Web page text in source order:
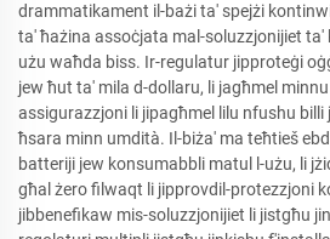
drammatikament il-bażi ta' spejżi
ta' ħażina assoċjata mal-soluzzjonijiet
użu waħda biss. Ir-regulatur jipproteġi
jew ħut ta' mila d-dollaru, li jagħmel
assigurazzjoni li jipagħmel lilu nfushu
ħsara minn umdità. Il-biża' ma teħtieš
batteriji jew konsumabbli matul l-użu, li
għal żero filwaqt li jipprovdil-protezzjoni
jibbenefikaw mis-soluzzjonijiet li jistgħu